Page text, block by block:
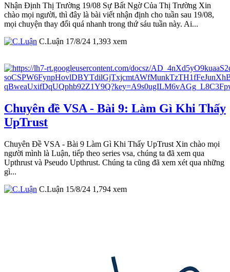
Nhận Định Thị Trường 19/08 Sự Bất Ngờ Của Thị Trường Xin
chào mọi người, thì đây là bài viết nhận định cho tuần sau 19/08,
mọi chuyện thay đổi quá nhanh trong thứ sáu tuần này. Ai...
C.Luận 17/8/24 1,393 xem
Chuyên đề VSA - Bài 9: Làm Gì Khi Thấy
UpTrust
Chuyên Đề VSA - Bài 9 Làm Gì Khi Thấy UpTrust Xin chào mọi
người mình là Luận, tiếp theo series vsa, chúng ta đã xem qua
Upthrust và Pseudo Upthrust. Chúng ta cũng đã xem xét qua những
gì...
C.Luận 15/8/24 1,794 xem